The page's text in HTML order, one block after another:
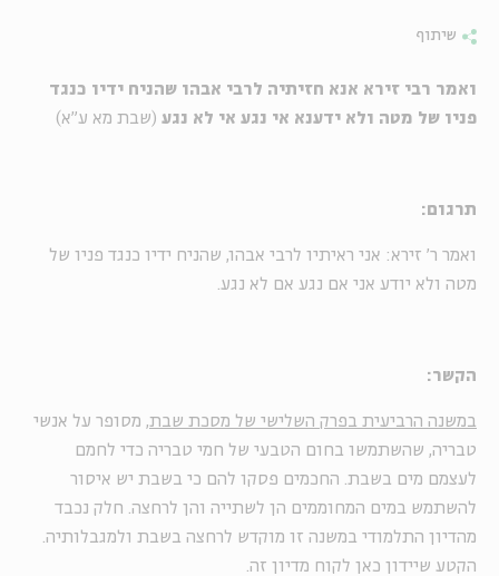
שיתוף
ואמר רבי זירא אנא חזיתיה לרבי אבהו שהניח ידיו כנגד
פניו של מטה ולא ידענא אי נגע אי לא נגע (שבת מא ע"א)
תרגום:
ואמר ר' זירא: אני ראיתיו לרבי אבהו, שהניח ידיו כנגד פניו של
מטה ולא יודע אני אם נגע אם לא נגע.
הקשר:
במשנה הרביעית בפרק השלישי של מסכת שבת, מסופר על אנשי
טבריה, שהשתמשו בחום הטבעי של חמי טבריה כדי לחמם
לעצמם מים בשבת. החכמים פסקו להם כי בשבת יש איסור
להשתמש במים המחוממים הן לשתייה והן לרחצה. חלק נכבד
מהדיון התלמודי במשנה זו מוקדש לרחצה בשבת ולמגבלותיה.
הקטע שיידון כאן לקוח מדיון זה.